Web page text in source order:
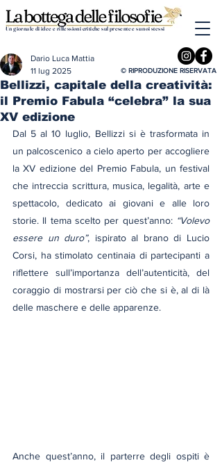
Un giornale di idee e riflessioni critiche sul presente e su noi stessi
Bellizzi, capitale della creatività:
il Premio Fabula “celebra” la sua
XV edizione
Dario Luca Mattia
11 lug 2025
Dal 5 al 10 luglio, Bellizzi si è trasformata in
un palcoscenico a cielo aperto per accogliere
la XV edizione del Premio Fabula, un festival
che intreccia scrittura, musica, legalità, arte e
spettacolo, dedicato ai giovani e alle loro
storie. Il tema scelto per quest’anno: “Volevo
essere un duro”, ispirato al brano di Lucio
Corsi, ha stimolato centinaia di partecipanti a
riflettere sull’importanza dell’autenticità, del
coraggio di mostrarsi per ciò che si è, al di là
delle maschere e delle apparenze.
Anche quest’anno, il parterre degli ospiti è
© RIPRODUZIONE RISERVATA